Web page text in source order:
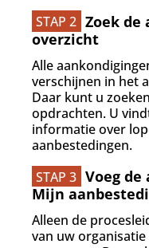
STAP 2 Zoek de
overzicht
Alle
verschijnen in het
Daar kunt u
opdrachten. U
informatie over
aanbestedingen.
STAP 3 Voeg
Mijn
Alleen de
van uw